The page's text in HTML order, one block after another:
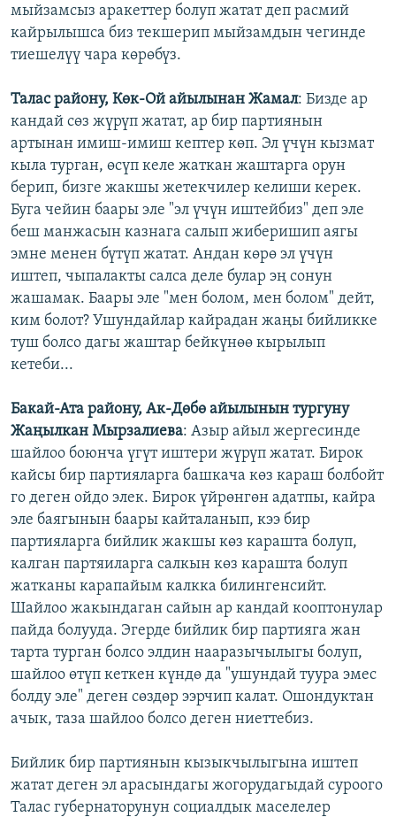
мыйзамсыз аракеттер болуп жатат деп расмий
кайрылышса биз текшерип мыйзамдын чегинде
тиешелүү чара көрөбүз.
Талас району, Көк-Ой айылынан Жамал: Бизде ар
кандай сөз жүрүп жатат, ар бир партиянын
артынан имиш-имиш кептер көп. Эл үчүн кызмат
кыла турган, өсүп келе жаткан жаштарга орун
берип, бизге жакшы жетекчилер келиши керек.
Буга чейин баары эле "эл үчүн иштейбиз" деп эле
беш манжасын казнага салып жиберишип аягы
эмне менен бүтүп жатат. Андан көрө эл үчүн
иштеп, чыпалакты салса деле булар эң сонун
жашамак. Баары эле "мен болом, мен болом" дейт,
ким болот? Ушундайлар кайрадан жаңы бийликке
туш болсо дагы жаштар бейкүнөө кырылып
кетеби...
Бакай-Ата району, Ак-Дөбө айылынын тургуну
Жаңылкан Мырзалиева: Азыр айыл жергесинде
шайлоо боюнча үгүт иштери жүрүп жатат. Бирок
кайсы бир партияларга башкача көз караш болбойт
го деген ойдо элек. Бирок үйрөнгөн адатпы, кайра
эле баягынын баары кайталанып, кээ бир
партияларга бийлик жакшы көз карашта болуп,
калган партяиларга салкын көз карашта болуп
жатканы карапайым калкка билингенсийт.
Шайлоо жакындаган сайын ар кандай кооптонулар
пайда болууда. Эгерде бийлик бир партияга жан
тарта турган болсо элдин нааразычылыгы болуп,
шайлоо өтүп кеткен күндө да "ушундай туура эмес
болду эле" деген сөздөр ээрчип калат. Ошондуктан
ачык, таза шайлоо болсо деген ниеттебиз.
Бийлик бир партиянын кызыкчылыгына иштеп
жатат деген эл арасындагы жогорудагыдай суроого
Талас губернаторунун социалдык маселелер